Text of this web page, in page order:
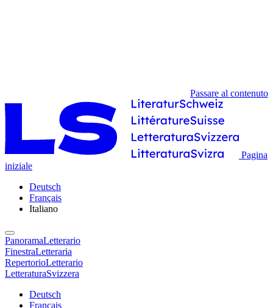
Passare al contenuto
Pagina
iniziale
Deutsch
Français
Italiano
PanoramaLetterario
FinestraLetteraria
RepertorioLetterario
LetteraturaSvizzera
Deutsch
Français